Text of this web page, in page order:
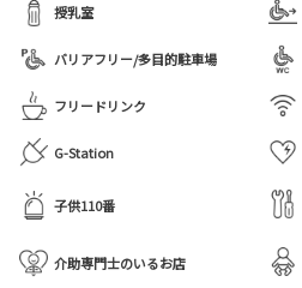
授乳室
バリアフリー/多目的駐車場
フリードリンク
G-Station
子供110番
介助専門士のいるお店